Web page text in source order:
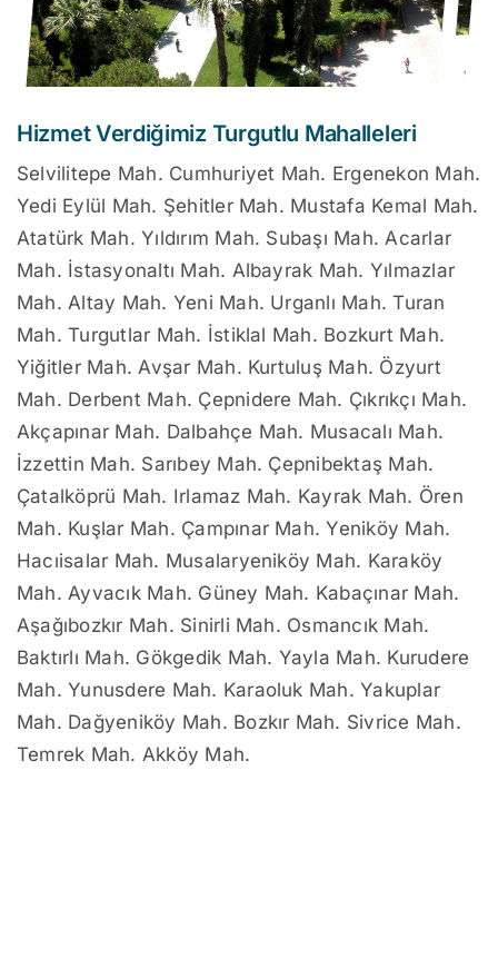
Hizmet Verdiğimiz Turgutlu Mahalleleri
Selvilitepe Mah. Cumhuriyet Mah. Ergenekon Mah.
Yedi Eylül Mah. Şehitler Mah. Mustafa Kemal Mah.
Atatürk Mah. Yıldırım Mah. Subaşı Mah. Acarlar
Mah. İstasyonaltı Mah. Albayrak Mah. Yılmazlar
Mah. Altay Mah. Yeni Mah. Urganlı Mah. Turan
Mah. Turgutlar Mah. İstiklal Mah. Bozkurt Mah.
Yiğitler Mah. Avşar Mah. Kurtuluş Mah. Özyurt
Mah. Derbent Mah. Çepnidere Mah. Çıkrıkçı Mah.
Akçapınar Mah. Dalbahçe Mah. Musacalı Mah.
İzzettin Mah. Sarıbey Mah. Çepnibektaş Mah.
Çatalköprü Mah. Irlamaz Mah. Kayrak Mah. Ören
Mah. Kuşlar Mah. Çampınar Mah. Yeniköy Mah.
Hacıisalar Mah. Musalaryeniköy Mah. Karaköy
Mah. Ayvacık Mah. Güney Mah. Kabaçınar Mah.
Aşağıbozkır Mah. Sinirli Mah. Osmancık Mah.
Baktırlı Mah. Gökgedik Mah. Yayla Mah. Kurudere
Mah. Yunusdere Mah. Karaoluk Mah. Yakuplar
Mah. Dağyeniköy Mah. Bozkır Mah. Sivrice Mah.
Temrek Mah. Akköy Mah.